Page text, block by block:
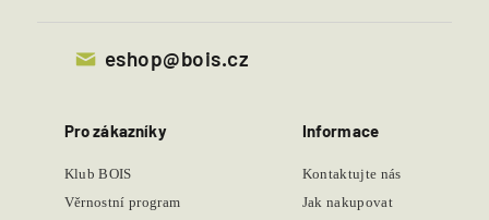
eshop@bois.cz
Pro zákazníky
Klub BOIS
Věrnostní program
Informace
Kontaktujte nás
Jak nakupovat